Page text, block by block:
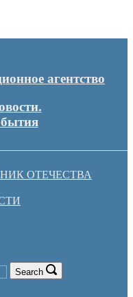
агентство
ОТЕЧЕСТВА
Search